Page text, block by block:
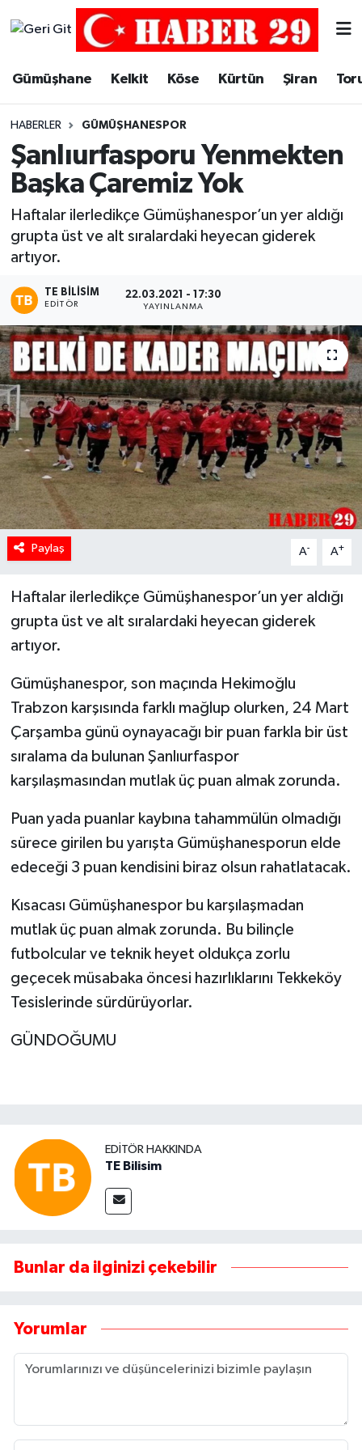
Gümüşhane Kelkit Köse Kürtün Şiran
HABERLER GÜMÜŞHANESPOR
Şanlıurfasporu Yenmekten
Başka Çaremiz Yok
Haftalar ilerledikçe Gümüşhanespor’un yer aldığı
grupta üst ve alt sıralardaki heyecan giderek
artıyor.
TE BILISIM
EDITÖR
22.03.2021 - 17:30
YAYINLANMA
Paylaş A- A+
Haftalar ilerledikçe Gümüşhanespor’un yer aldığı
grupta üst ve alt sıralardaki heyecan giderek
artıyor.
Gümüşhanespor, son maçında Hekimoğlu
Trabzon karşısında farklı mağlup olurken, 24 Mart
Çarşamba günü oynayacağı bir puan farkla bir üst
sıralama da bulunan Şanlıurfaspor
karşılaşmasından mutlak üç puan almak zorunda.
Puan yada puanlar kaybına tahammülün olmadığı
sürece girilen bu yarışta Gümüşhanesporun elde
edeceği 3 puan kendisini biraz olsun rahatlatacak.
Kısacası Gümüşhanespor bu karşılaşmadan
mutlak üç puan almak zorunda. Bu bilinçle
futbolcular ve teknik heyet oldukça zorlu
geçecek müsabaka öncesi hazırlıklarını Tekkeköy
Tesislerinde sürdürüyorlar.
GÜNDOĞUMU
EDITÖR HAKKINDA
TE Bilisim
Bunlar da ilginizi çekebilir
Yorumlar
Merkez Trafik Yoğunluk Haritası
Süper Lig Puan Durumu ve Fikstür
Tüm Manşetler
Son Dakika Haberleri